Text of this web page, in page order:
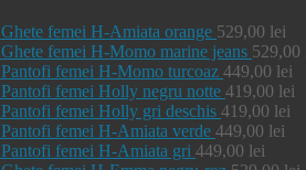
Ghete femei H-Amiata orange 529,00 lei
Ghete femei H-Momo marine jeans 529,00
Pantofi femei H-Momo turcoaz 449,00 lei
Pantofi femei Holly negru notte 419,00 lei
Pantofi femei Holly gri deschis 419,00 lei
Pantofi femei H-Amiata verde 449,00 lei
Pantofi femei H-Amiata gri 449,00 lei